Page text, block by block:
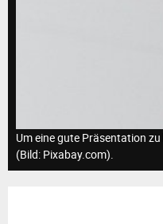
E
N
Um eine gute Präsentation
(Bild: Pixabay.com).